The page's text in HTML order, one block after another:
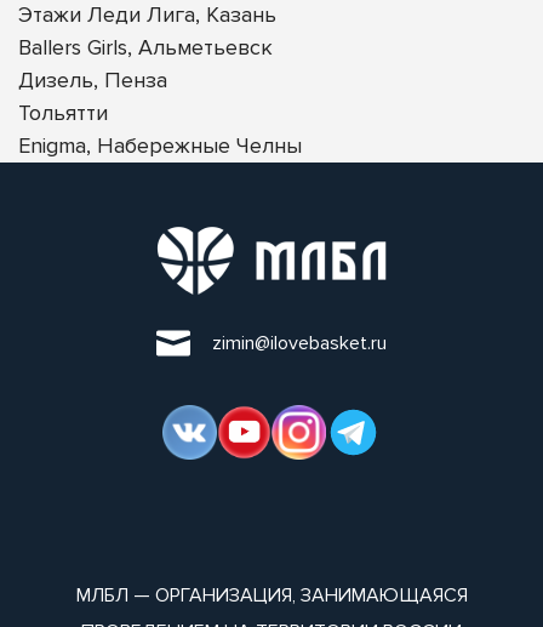
Этажи Леди Лига, Казань
Ballers Girls, Альметьевск
Дизель, Пенза
Тольятти
Enigma, Набережные Челны
zimin@ilovebasket.ru
МЛБЛ — ОРГАНИЗАЦИЯ, ЗАНИМАЮЩАЯСЯ